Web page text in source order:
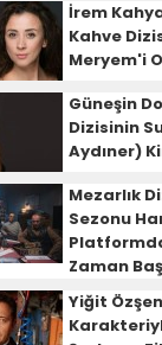
İrem
Kahve
Meryem'i
Güneşin
Dizisinin
Aydıner)
Mezarlık
Sezonu
Zaman
Yiğit